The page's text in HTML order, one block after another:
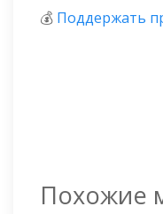
💰 Поддержать
Похожие